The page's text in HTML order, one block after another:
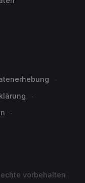
vorbehalten